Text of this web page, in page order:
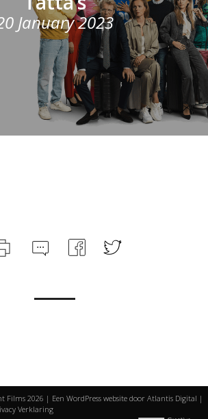
January 2023
Films 2026 | Een WordPress website door Atlantis Digital |
Verklaring